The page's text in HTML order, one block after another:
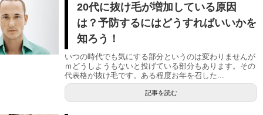
20代に抜け毛が増加している原因
は？予防するにはどうすればいいかを
知ろう！
いつの時代でも気にする部分というのは変わりませんが
ｍどうしようもないと投げている部分もあります。その
代表格が抜け毛です。ある程度お年を召した...
記事を読む